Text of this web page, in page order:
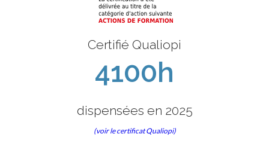
Certifié Qualiopi
4100h
dispensées en 2025
(voir le certificat Qualiopi)